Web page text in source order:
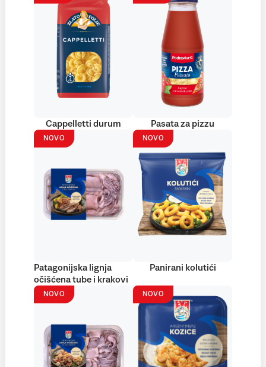
Cappelletti durum Pasata za pizzu
NOVO
Patagonijska lignja
očišćena tube i krakovi
NOVO
Panirani kolutići
NOVO NOVO